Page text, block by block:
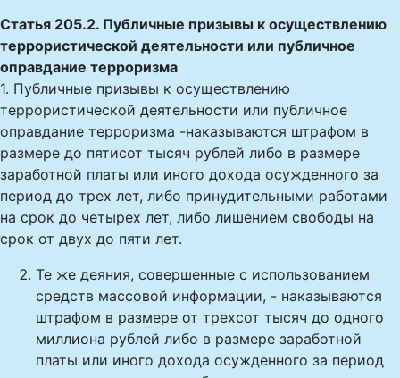
Статья 205.2. Публичные призывы к осуществлению
террористической деятельности или публичное
оправдание терроризма
1. Публичные призывы к осуществлению
террористической деятельности или публичное
оправдание терроризма -наказываются штрафом в
размере до пятисот тысяч рублей либо в размере
заработной платы или иного дохода осужденного за
период до трех лет, либо принудительными работами
на срок до четырех лет, либо лишением свободы на
срок от двух до пяти лет.
Те же деяния, совершенные с использованием
средств массовой информации, - наказываются
штрафом в размере от трехсот тысяч до одного
миллиона рублей либо в размере заработной
платы или иного дохода осужденного за период